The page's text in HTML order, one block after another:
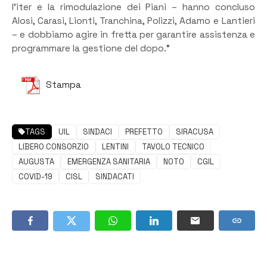
l’iter e la rimodulazione dei Piani – hanno concluso
Alosi, Carasi, Lionti, Tranchina, Polizzi, Adamo e Lantieri
– e dobbiamo agire in fretta per garantire assistenza e
programmare la gestione del dopo.”
Stampa
TAGS UIL SINDACI PREFETTO
SIRACUSA
LIBERO CONSORZIO
LENTINI
TAVOLO TECNICO
AUGUSTA
EMERGENZA SANITARIA NOTO
CGIL
COVID-19
CISL SINDACATI